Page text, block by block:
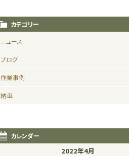
カテゴリー
ニュース
ブログ
作業事例
納車
カレンダー
2022年4月